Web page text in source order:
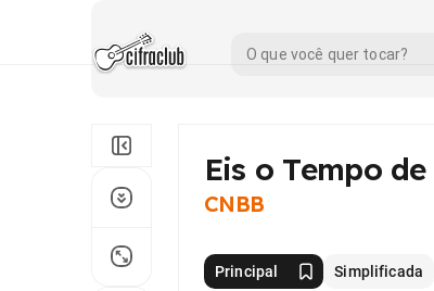
Eis o Tempo de
CNBB
Principal Simplificada